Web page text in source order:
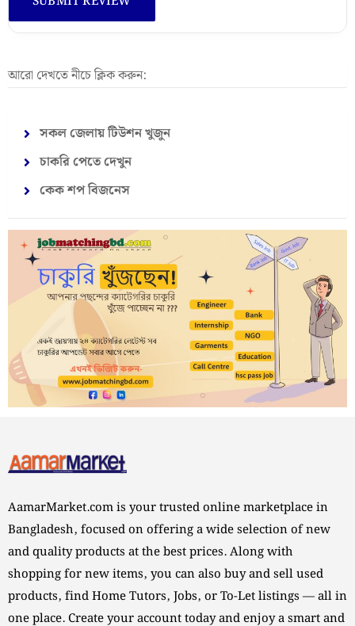
আরো দেখতে নীচে ক্লিক করুন:
সকল জেলায় টিউশন খুজুন
চাকরি পেতে দেখুন
কেক শপ বিজনেস
AamarMarket.com is your trusted online marketplace in
Bangladesh, focused on offering a wide selection of new
and quality products at the best prices. Along with
shopping for new items, you can also buy and sell used
products, find Home Tutors, Jobs, or To-Let listings — all in
one place. Create your account today and enjoy a smart and